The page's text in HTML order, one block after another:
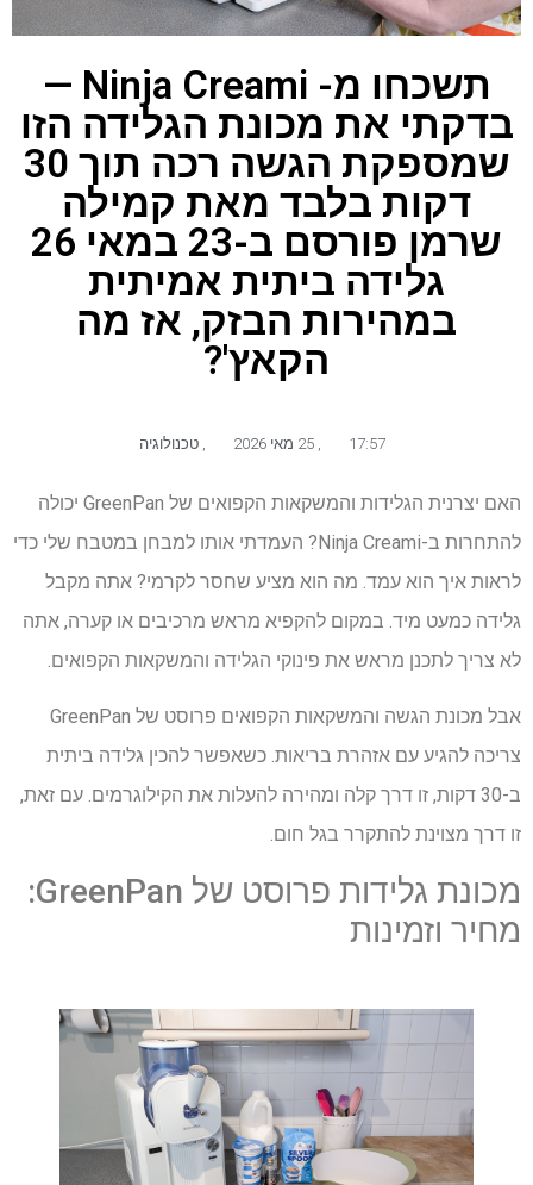
תשכחו מ- Ninja Creami —
בדקתי את מכונת הגלידה הזו
שמספקת הגשה רכה תוך 30
דקות בלבד מאת קמילה
שרמן פורסם ב-23 במאי 26
גלידה ביתית אמיתית
במהירות הבזק, אז מה
הקאץ'?
17:57 25 מאי 2026 טכנולוגיה
האם יצרנית הגלידות והמשקאות הקפואים של GreenPan יכולה
להתחרות ב-Ninja Creami? העמדתי אותו למבחן במטבח שלי כדי
לראות איך הוא עמד. מה הוא מציע שחסר לקרמי? אתה מקבל
גלידה כמעט מיד. במקום להקפיא מראש מרכיבים או קערה, אתה
לא צריך לתכנן מראש את פינוקי הגלידה והמשקאות הקפואים.
אבל מכונת הגשה והמשקאות הקפואים פרוסט של GreenPan
צריכה להגיע עם אזהרת בריאות. כשאפשר להכין גלידה ביתית
ב-30 דקות, זו דרך קלה ומהירה להעלות את הקילוגרמים. עם זאת,
זו דרך מצוינת להתקרר בגל חום.
מכונת גלידות פרוסט של GreenPan:
מחיר וזמינות